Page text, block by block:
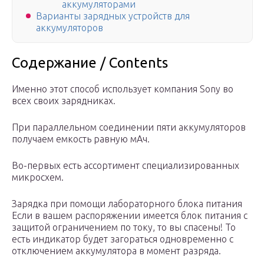
аккумуляторами
Варианты зарядных устройств для
аккумуляторов
Содержание / Contents
Именно этот способ использует компания Sony во
всех своих зарядниках.
При параллельном соединении пяти аккумуляторов
получаем емкость равную мАч.
Во-первых есть ассортимент специализированных
микросхем.
Зарядка при помощи лабораторного блока питания
Если в вашем распоряжении имеется блок питания с
защитой ограничением по току, то вы спасены! То
есть индикатор будет загораться одновременно с
отключением аккумулятора в момент разряда.